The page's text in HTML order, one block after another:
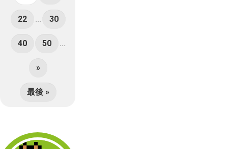
22 ... 30
40 50 ...
»
最後 »